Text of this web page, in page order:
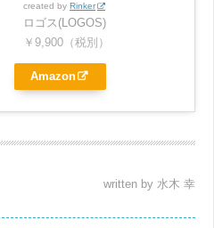
created by Rinker
ロゴス(LOGOS)
￥9,900（税別）
Amazon
written by 水木 幸